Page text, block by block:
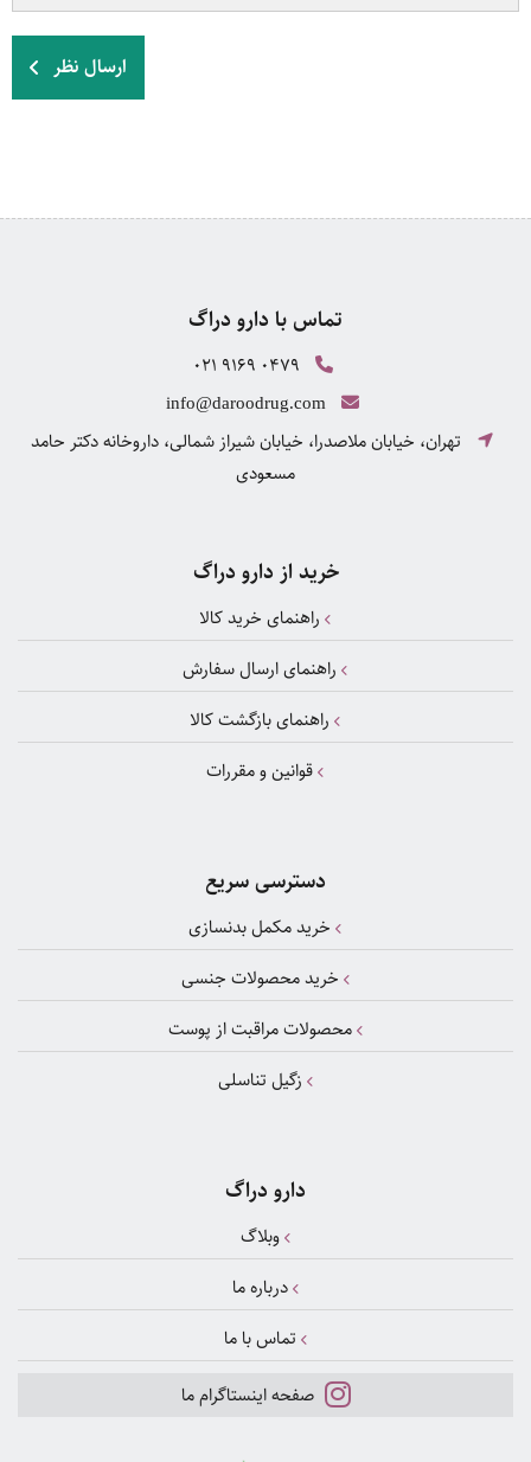
ارسال نظر
تماس با دارو دراگ
021 9169 0479
info@daroodrug.com
تهران، خیابان ملاصدرا، خیابان شیراز شمالی، داروخانه دکتر حامد
مسعودی
خرید از دارو دراگ
راهنمای خرید کالا
راهنمای ارسال سفارش
راهنمای بازگشت کالا
قوانین و مقررات
دسترسی سریع
خرید مکمل بدنسازی
خرید محصولات جنسی
محصولات مراقبت از پوست
زگیل تناسلی
دارو دراگ
وبلاگ
درباره ما
تماس با ما
صفحه اینستاگرام ما